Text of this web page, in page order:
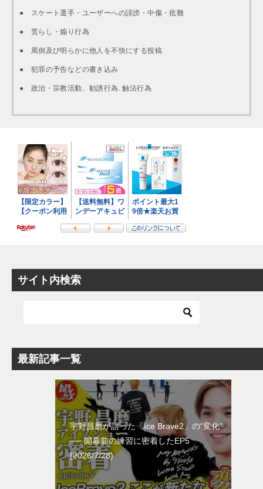
● スケート選手・ユーザーへの誹謗・中傷・批難
● 荒らし・煽り行為
● 罵倒及び明らかに他人を不快にする投稿
● 犯罪の予告などの書き込み
● 政治・宗教活動、勧誘行為. 触法行為
サイト内検索
最新記事一覧
宇野昌磨が語った「Ice Brave2」の“変化”
── 開幕前の練習に密着したEP5
(2026/7/28)